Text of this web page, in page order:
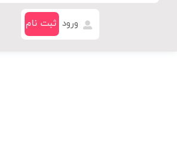
ورود ثبت نام